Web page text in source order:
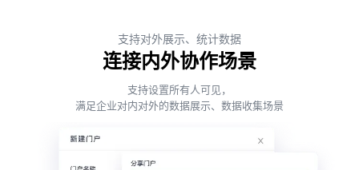
支持对外展示、统计数据
连接内外协作场景
支持设置所有人可见，
满足企业对内对外的数据展示、数据收集场景